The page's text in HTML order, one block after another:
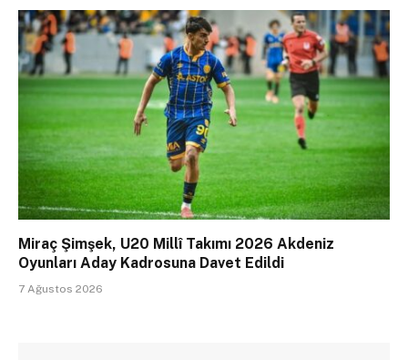
Miraç Şimşek, U20 Millî Takımı 2026 Akdeniz
Oyunları Aday Kadrosuna Davet Edildi
7 Ağustos 2026